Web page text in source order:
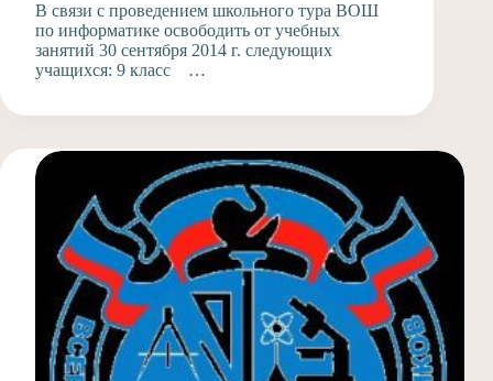
В связи с проведением школьного тура ВОШ
по информатике освободить от учебных
занятий 30 сентября 2014 г. следующих
учащихся: 9 класс …